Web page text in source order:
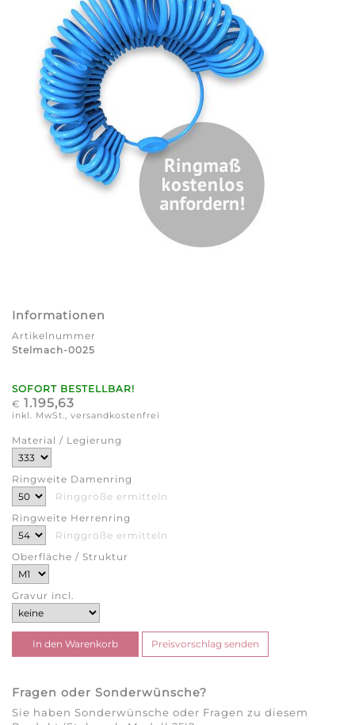
Informationen
Artikelnummer
Stelmach-0025
SOFORT BESTELLBAR!
€ 1.195,63
inkl. MwSt., versandkostenfrei
Material / Legierung
Ringweite Damenring
Ringgröße ermitteln
Ringweite Herrenring
Ringgröße ermitteln
Oberfläche / Struktur
Gravur incl.
Fragen oder Sonderwünsche?
Sie haben Sonderwünsche oder Fragen zu diesem